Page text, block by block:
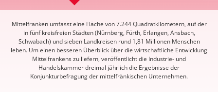
Mittelfranken umfasst eine Fläche von 7.244 Quadratkilometern, auf der
in fünf kreisfreien Städten (Nürnberg, Fürth, Erlangen, Ansbach,
Schwabach) und sieben Landkreisen rund 1,81 Millionen Menschen
leben. Um einen besseren Überblick über die wirtschaftliche Entwicklung
Mittelfrankens zu liefern, veröffentlicht die Industrie- und
Handelskammer dreimal jährlich die Ergebnisse der
Konjunkturbefragung der mittelfränkischen Unternehmen.